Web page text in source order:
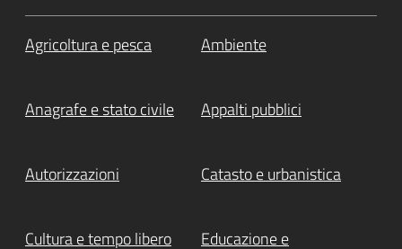
Agricoltura e pesca Ambiente
Anagrafe e stato civile Appalti pubblici
Autorizzazioni Catasto e urbanistica
Cultura e tempo libero
Educazione e